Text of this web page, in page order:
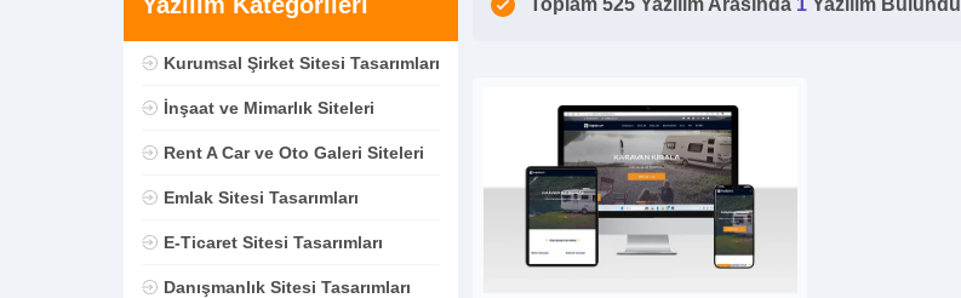
Kurumsal Şirket Sitesi Tasarımları
İnşaat ve Mimarlık Siteleri
Rent A Car ve Oto Galeri Siteleri
Emlak Sitesi Tasarımları
E-Ticaret Sitesi Tasarımları
Danışmanlık Sitesi Tasarımları
Toplam 525 Yazılım Arasında 1 Yazılım Bulundu